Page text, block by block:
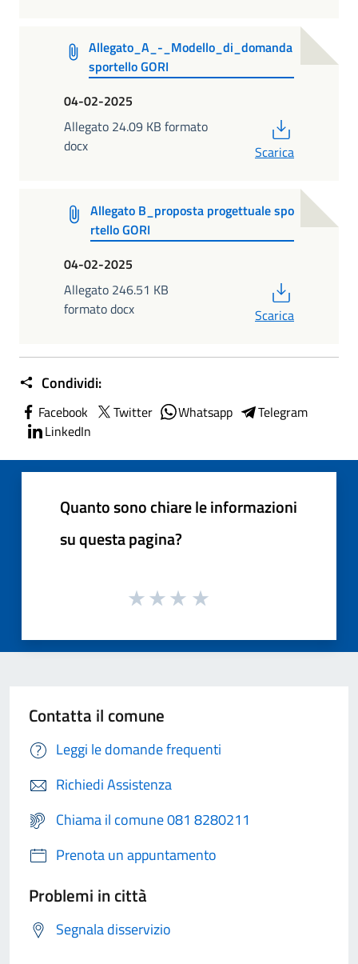
Allegato_A_-_Modello_di_domanda
sportello GORI
04-02-2025
Allegato 24.09 KB formato
docx
Scarica
Allegato B_proposta progettuale spo
rtello GORI
04-02-2025
Allegato 246.51 KB
formato docx
Scarica
Condividi:
Facebook Twitter Whatsapp
Telegram
LinkedIn
Quanto sono chiare le informazioni
su questa pagina?
Contatta il comune
Leggi le domande frequenti
Richiedi Assistenza
Chiama il comune 081 8280211
Prenota un appuntamento
Problemi in città
Segnala disservizio